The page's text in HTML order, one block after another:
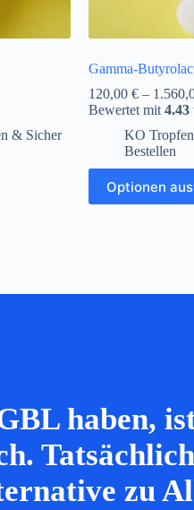
& Sicher
Gamma-
120,00 € –
Bewertet mit 4.43
KO
Bestellen
Optionen
haben,
zu